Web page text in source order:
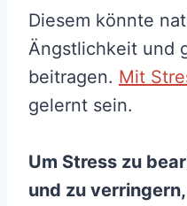
Diesem könnte
Ängstlichkeit und
beitragen. Mit
gelernt sein.
Um Stress zu
und zu